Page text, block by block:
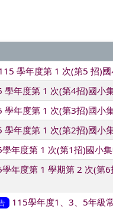
學年度第 1 次(第5 招)
學年度第 1 次(第4招)國小
學年度第 1 次(第3招)國小
學年度第 1 次(第2招)國小
年度第 1 次(第1招)國小
年度第 1 學期第 2 次(第
115學年度1、3、5年級